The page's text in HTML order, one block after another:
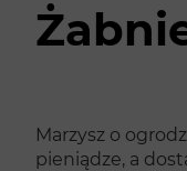
Marzysz o
pieniądze, a